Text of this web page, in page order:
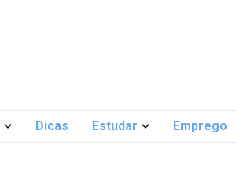
Dicas Estudar Emprego